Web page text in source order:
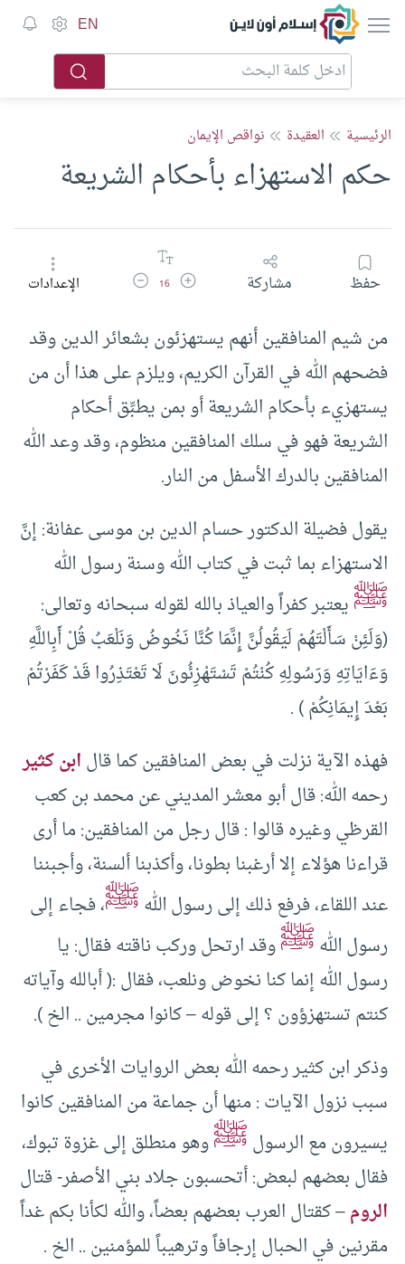
إسلام أون لاين EN
الرئيسية العقيدة نواقص الإيمان
‏حكم الاستهزاء بأحكام الشريعة
حفظ مشاركة زيادة حجم الخط
16 تقليل حجم الخطالإعدادات
من شيم المنافقين أنهم يستهزئون بشعائر الدين وقد
فضحهم الله في القرآن الكريم، ويلزم على هذا أن من
يستهزيء بأحكام الشريعة أو بمن يطبِّق أحكام
الشريعة فهو في سلك المنافقين منظوم، وقد وعد الله
المنافقين بالدرك الأسفل من النار.
يقول فضيلة الدكتور حسام الدين بن موسى عفانة: إنَّ
الاستهزاء بما ثبت في كتاب الله وسنة رسول الله
ﷺيعتبر كفراً والعياذ بالله لقوله سبحانه وتعالى:
(وَلَئِنْ سَأَلْتَهُمْ لَيَقُولُنَّ إِنَّمَا كُنَّا نَخُوضُ وَنَلْعَبُ قُلْ أَبِاللَّهِ
وَءَايَاتِهِ وَرَسُولِهِ كُنْتُمْ تَسْتَهْزِئُونَ لَا تَعْتَذِرُوا قَدْ كَفَرْتُمْ
بَعْدَ إِيمَانِكُمْ ) .
فهذه الآية نزلت في بعض المنافقين كما قالابن كثير
رحمه الله: قال أبو معشر المديني عن محمد بن كعب
القرظي وغيره قالوا : قال رجل من المنافقين: ما أرى
قراءنا هؤلاء إلا أرغبنا بطونا، وأكذبنا ألسنة، وأجبننا
عند اللقاء، فرفع ذلك إلى رسول اللهﷺ، فجاء إلى
رسول اللهﷺوقد ارتحل وركب ناقته فقال: يا
رسول الله إنما كنا نخوض ونلعب، فقال :( أبالله وآياته
كنتم تستهزؤون ؟ إلى قوله – كانوا مجرمين .. الخ ).
وذكر ابن كثير رحمه الله بعض الروايات الأخرى في
سبب نزول الآيات : منها أن جماعة من المنافقين كانوا
يسيرون مع الرسولﷺوهو منطلق إلى غزوة تبوك،
فقال بعضهم لبعض: أتحسبون جلاد بني الأصفر- قتال
الروم– كقتال العرب بعضهم بعضاً، والله لكأنا بكم غداً
مقرنين في الحبال إرجافاً وترهيباً للمؤمنين .. الخ .